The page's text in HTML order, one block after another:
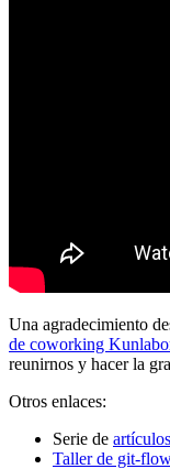
Una agradecimiento
de coworking
reunirnos y hacer la
Otros enlaces:
Serie de
Taller de git-